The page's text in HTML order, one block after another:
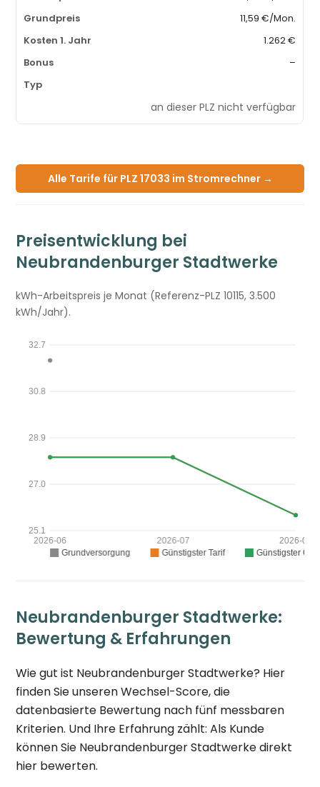
11,59 €/Mon.
1.262 €
–
an dieser PLZ nicht verfügbar
Alle Tarife für PLZ 17033 im Stromrechner →
Preisentwicklung bei
Neubrandenburger Stadtwerke
kWh-Arbeitspreis je Monat (Referenz-PLZ 10115, 3.500
kWh/Jahr).
Neubrandenburger Stadtwerke:
Bewertung & Erfahrungen
Wie gut ist Neubrandenburger Stadtwerke? Hier
finden Sie unseren Wechsel-Score, die
datenbasierte Bewertung nach fünf messbaren
Kriterien. Und Ihre Erfahrung zählt: Als Kunde
können Sie Neubrandenburger Stadtwerke direkt
hier bewerten.